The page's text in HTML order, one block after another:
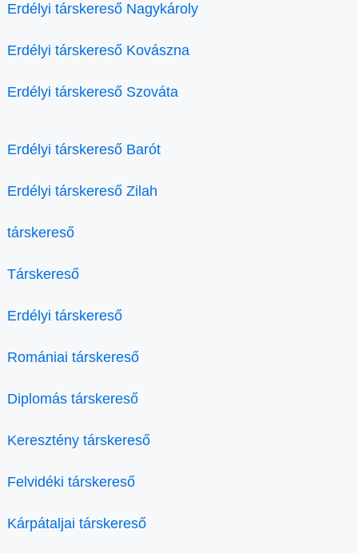
Erdélyi társkereső Nagykároly
Erdélyi társkereső Kovászna
Erdélyi társkereső Szováta
Erdélyi társkereső Barót
Erdélyi társkereső Zilah
társkereső
Társkereső
Erdélyi társkereső
Romániai társkereső
Diplomás társkereső
Keresztény társkereső
Felvidéki társkereső
Kárpátaljai társkereső